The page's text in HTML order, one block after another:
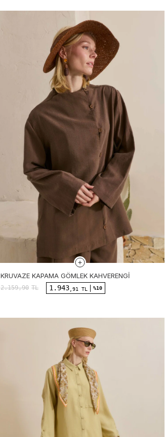
KRUVAZE KAPAMA GÖMLEK KAHVERENGI
2.159,90 TL 1.943 ,91 TL %10